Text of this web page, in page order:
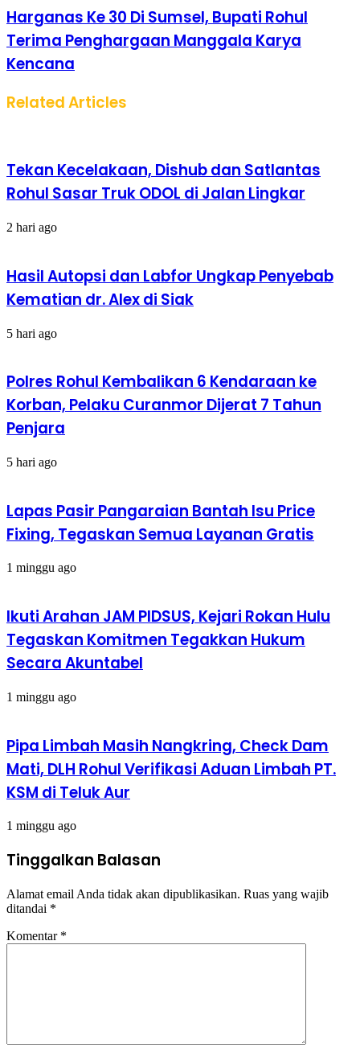
Harganas Ke 30 Di Sumsel, Bupati Rohul
Terima Penghargaan Manggala Karya
Kencana
Related Articles
Tekan Kecelakaan, Dishub dan Satlantas
Rohul Sasar Truk ODOL di Jalan Lingkar
2 hari ago
Hasil Autopsi dan Labfor Ungkap Penyebab
Kematian dr. Alex di Siak
5 hari ago
Polres Rohul Kembalikan 6 Kendaraan ke
Korban, Pelaku Curanmor Dijerat 7 Tahun
Penjara
5 hari ago
Lapas Pasir Pangaraian Bantah Isu Price
Fixing, Tegaskan Semua Layanan Gratis
1 minggu ago
Ikuti Arahan JAM PIDSUS, Kejari Rokan Hulu
Tegaskan Komitmen Tegakkan Hukum
Secara Akuntabel
1 minggu ago
Pipa Limbah Masih Nangkring, Check Dam
Mati, DLH Rohul Verifikasi Aduan Limbah PT.
KSM di Teluk Aur
1 minggu ago
Tinggalkan Balasan
Alamat email Anda tidak akan dipublikasikan. Ruas yang wajib
ditandai *
Komentar *